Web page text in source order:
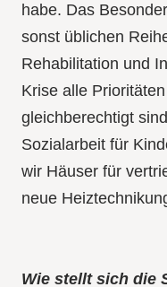
habe. Das
sonst üblichen
Rehabilitation und
Krise alle
gleichberechtigt
Sozialarbeit für
wir Häuser für
neue
Wie stellt sich die